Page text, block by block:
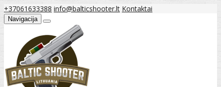
+37061633388 info@balticshooter.lt Kontaktai
Navigacija